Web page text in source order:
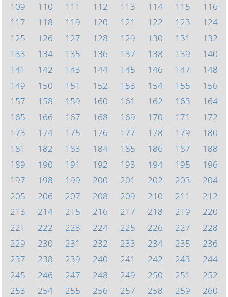
109
110 111 112 113 114 115
116
117
118 119 120 121 122 123
124
125
126 127 128 129 130 131
132
133
134 135 136 137 138 139
140
141
142 143 144 145 146 147
148
149
150 151 152 153 154 155
156
157
158 159 160 161 162 163
164
165
166 167 168 169 170 171
172
173
174 175 176 177 178 179
180
181
182 183 184 185 186 187
188
189
190 191 192 193 194 195
196
197
198 199 200 201 202 203
204
205
206 207 208 209 210 211
212
213
214 215 216 217 218 219
220
221
222 223 224 225 226 227
228
229
230 231 232 233 234 235
236
237
238 239 240 241 242 243
244
245
246 247 248 249 250 251
252
253
254 255 256 257 258 259
260